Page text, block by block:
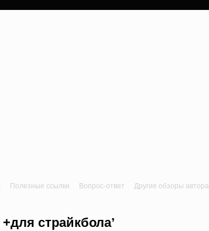
Полезные ссылки Вопрос-ответ Другие обзоры автора
страйкбола’